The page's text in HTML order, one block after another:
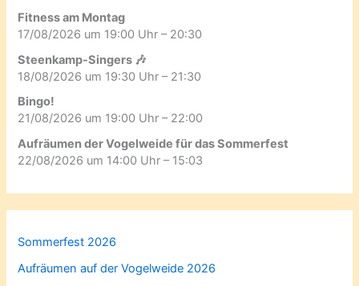
Fitness am Montag
17/08/2026 um 19:00 Uhr – 20:30
Steenkamp-Singers 🎶
18/08/2026 um 19:30 Uhr – 21:30
Bingo!
21/08/2026 um 19:00 Uhr – 22:00
Aufräumen der Vogelweide für das Sommerfest
22/08/2026 um 14:00 Uhr – 15:03
Sommerfest 2026
Aufräumen auf der Vogelweide 2026